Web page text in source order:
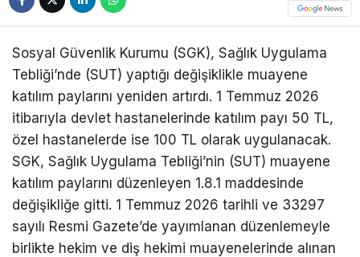
Sosyal Güvenlik Kurumu (SGK), Sağlık Uygulama
Tebliği’nde (SUT) yaptığı değişiklikle muayene
katılım paylarını yeniden artırdı. 1 Temmuz 2026
itibarıyla devlet hastanelerinde katılım payı 50 TL,
özel hastanelerde ise 100 TL olarak uygulanacak.
SGK, Sağlık Uygulama Tebliği’nin (SUT) muayene
katılım paylarını düzenleyen 1.8.1 maddesinde
değişikliğe gitti. 1 Temmuz 2026 tarihli ve 33297
sayılı Resmi Gazete’de yayımlanan düzenlemeyle
birlikte hekim ve diş hekimi muayenelerinde alınan